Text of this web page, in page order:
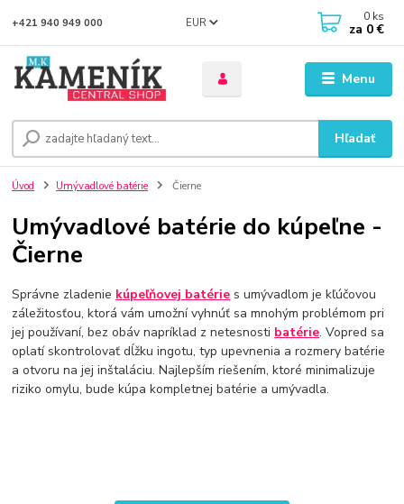
Menu
EUR
Hľadať
+421 940 949 000 0 ks
za 0 €
Úvod Umývadlové batérie Čierne
Umývadlové batérie do kúpeľne -
Čierne
Správne zladenie kúpeľňovej batérie s umývadlom je kľúčovou
záležitosťou, ktorá vám umožní vyhnúť sa mnohým problémom pri
jej používaní, bez obáv napríklad z netesnosti batérie. Vopred sa
oplatí skontrolovať dĺžku ingotu, typ upevnenia a rozmery batérie
a otvoru na jej inštaláciu. Najlepším riešením, ktoré minimalizuje
riziko omylu, bude kúpa kompletnej batérie a umývadla.